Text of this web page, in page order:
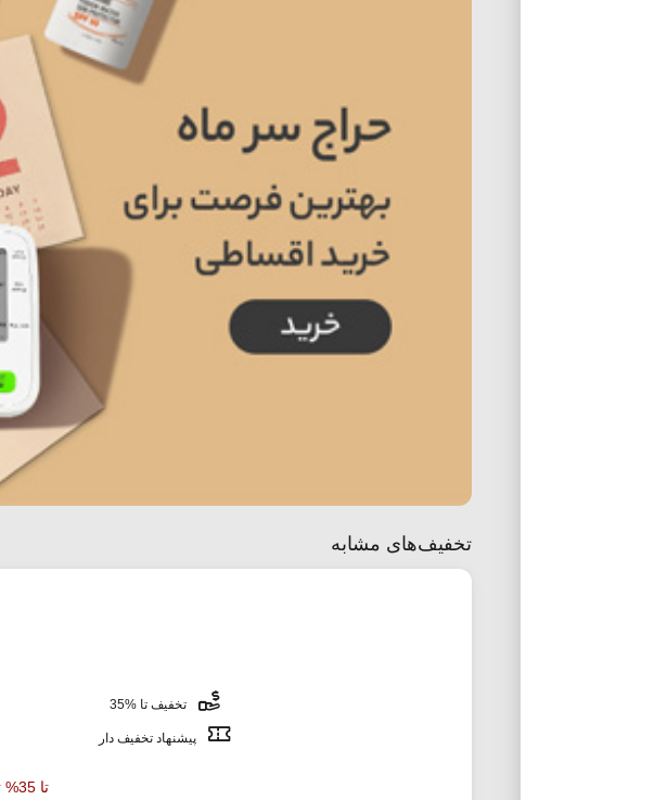
تخفیف‌های مشابه
تخفیف تا %35
پیشنهاد تخفیف دار
تا 35% تخفیف محصولات آرایشی و بهداشتی تپسی شاپ